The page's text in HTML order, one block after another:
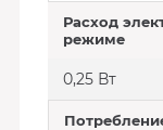
Расход
режиме
0,25 Вт